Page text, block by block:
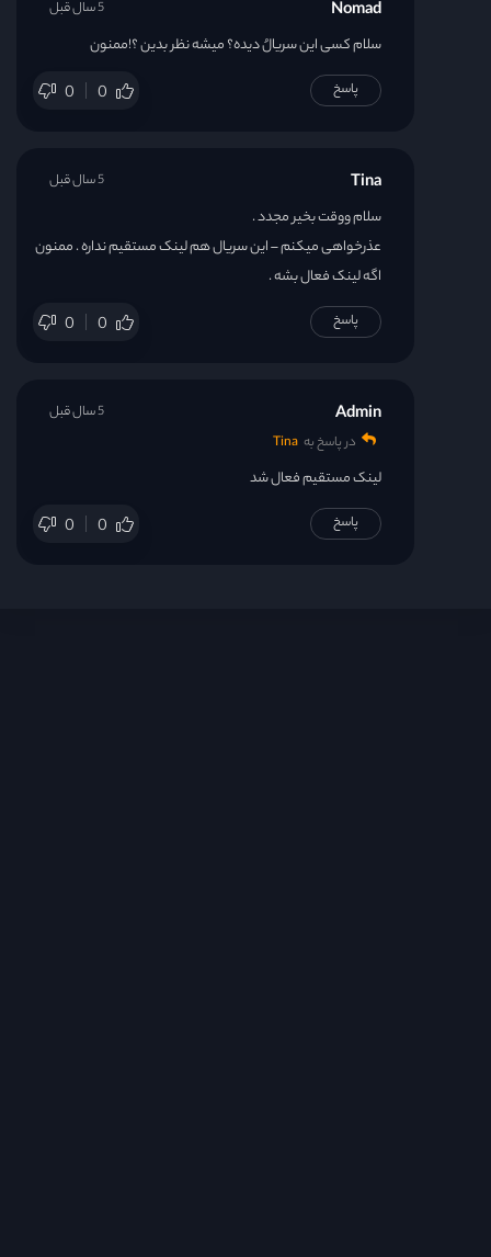
Nomad
سلام کسی این سریالُ دیده؟ میشه نظر بدین ؟!ممنون
0 0
5 سال قبل
پاسخ
Tina
سلام ووقت بخیر مجدد .
عذرخواهی میکنم – این سریال هم لینک مستقیم نداره . ممنون
اگه لینک فعال بشه .
0 0
5 سال قبل
پاسخ
Admin
در پاسخ به Tina
لینک مستقیم فعال شد
0 0
5 سال قبل
پاسخ